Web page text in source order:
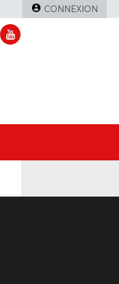
CONNEXION